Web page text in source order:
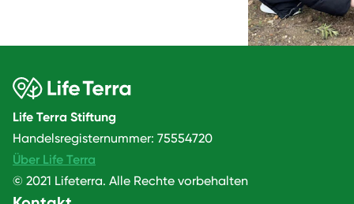
Life Terra Stiftung
Handelsregisternummer: 75554720
Über Life Terra
© 2021 Lifeterra. Alle Rechte vorbehalten